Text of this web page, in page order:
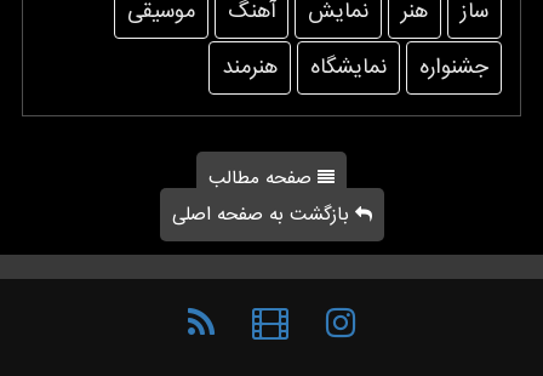
ساز هنر نمایش آهنگ
موسیقی
جشنواره
نمایشگاه هنرمند
صفحه مطالب
بازگشت به صفحه اصلی